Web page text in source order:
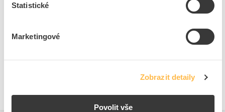
Statistické
Marketingové
Zobrazit detaily
Povolit vše
Telefon: +420 267 990 440
Ke stažení
Technické dokumenty
Technická specifikace.pdf